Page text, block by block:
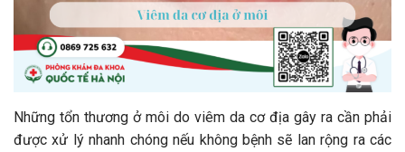
Những tổn thương ở môi do viêm da cơ địa gây ra cần phải
được xử lý nhanh chóng nếu không bệnh sẽ lan rộng ra các